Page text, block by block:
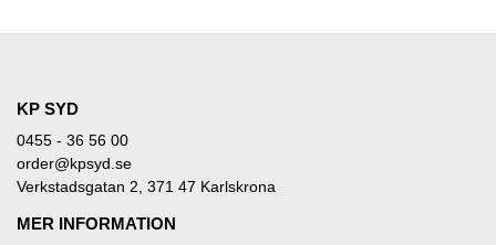
KP SYD
0455 - 36 56 00
order@kpsyd.se
Verkstadsgatan 2, 371 47 Karlskrona
MER INFORMATION